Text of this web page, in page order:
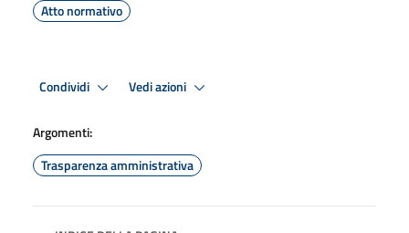
Atto normativo
Condividi Vedi azioni
Argomenti:
Trasparenza amministrativa